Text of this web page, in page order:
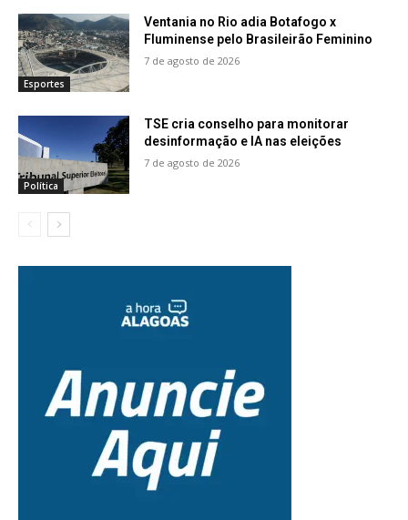
Esportes
Ventania no Rio adia Botafogo x
Fluminense pelo Brasileirão Feminino
7 de agosto de 2026
Política
TSE cria conselho para monitorar
desinformação e IA nas eleições
7 de agosto de 2026